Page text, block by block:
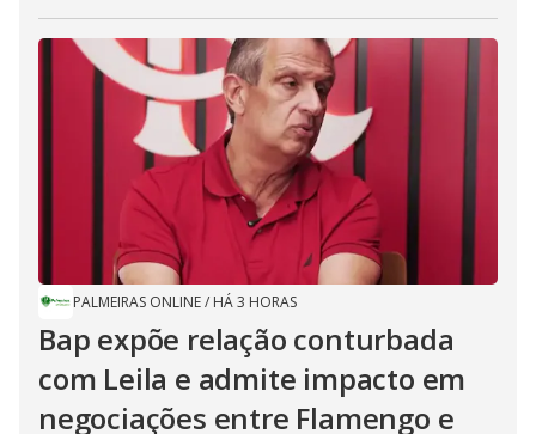
PALMEIRAS ONLINE/ HÁ 3 HORAS
Bap expõe relação conturbada
com Leila e admite impacto em
negociações entre Flamengo e